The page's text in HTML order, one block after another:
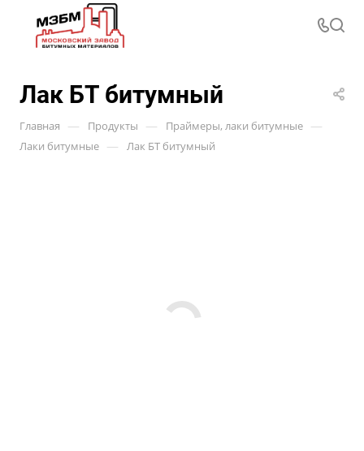
Лак БТ битумный
Главная — Продукты — Праймеры, лаки битумные —
Лаки битумные — Лак БТ битумный